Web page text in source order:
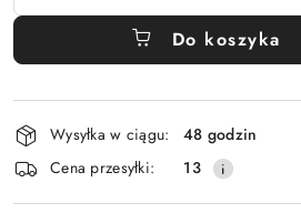
Do koszyka
Dostępność
i
dostawa
Wysyłka w ciągu:
48 godzin
Cena przesyłki:
13